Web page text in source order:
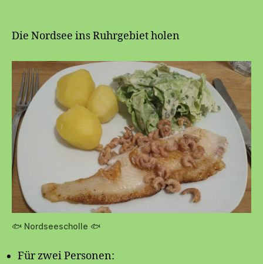
Salzkartoffeln
und
Blattsalat
🐟
Die Nordsee ins Ruhrgebiet holen
🐟 Nordseescholle 🐟
Für zwei Personen: